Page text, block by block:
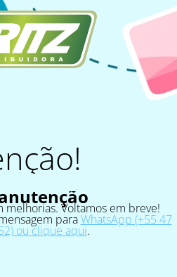
melhorias. Voltamos em breve!
paraWhatsApp (+55 47
ou clique aqui.